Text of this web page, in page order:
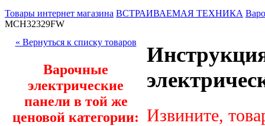
Товары интернет магазина ВСТРАИВАЕМАЯ ТЕХНИКА
MCH32329FW
« Вернуться к списку товаров
Варочные
электрические
панели в той же
ценовой категории: Извините,